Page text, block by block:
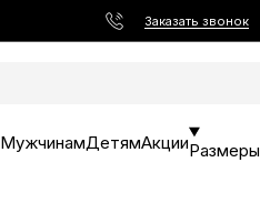
Заказать звонок
МужчинамДетямАкцииРазмеры